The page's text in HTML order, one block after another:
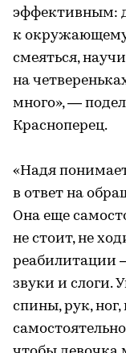
эффективным:
к окружающему
смеяться,
на
много», —
Красноперец.
«Надя
в ответ на
Она еще
не стоит, не
реабилитации
звуки и слоги.
спины, рук,